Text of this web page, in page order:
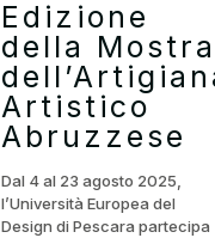
Edizione
della Mostra
Artistico
Abruzzese
Dal 4 al 23 agosto 2025,
l’Università Europea del
Design di Pescara partecipa